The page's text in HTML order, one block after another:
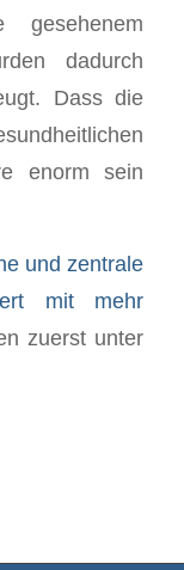
dadurch
Dass die
enorm sein
und zentrale
mit mehr
zuerst unter